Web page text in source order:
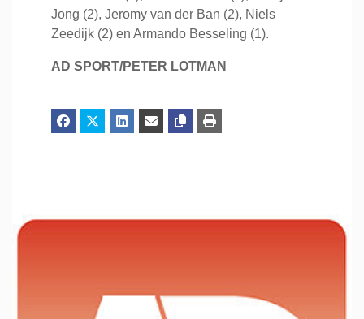
Jong (2), Jeromy van der Ban (2), Niels
Zeedijk (2) en Armando Besseling (1).
AD SPORT/PETER LOTMAN